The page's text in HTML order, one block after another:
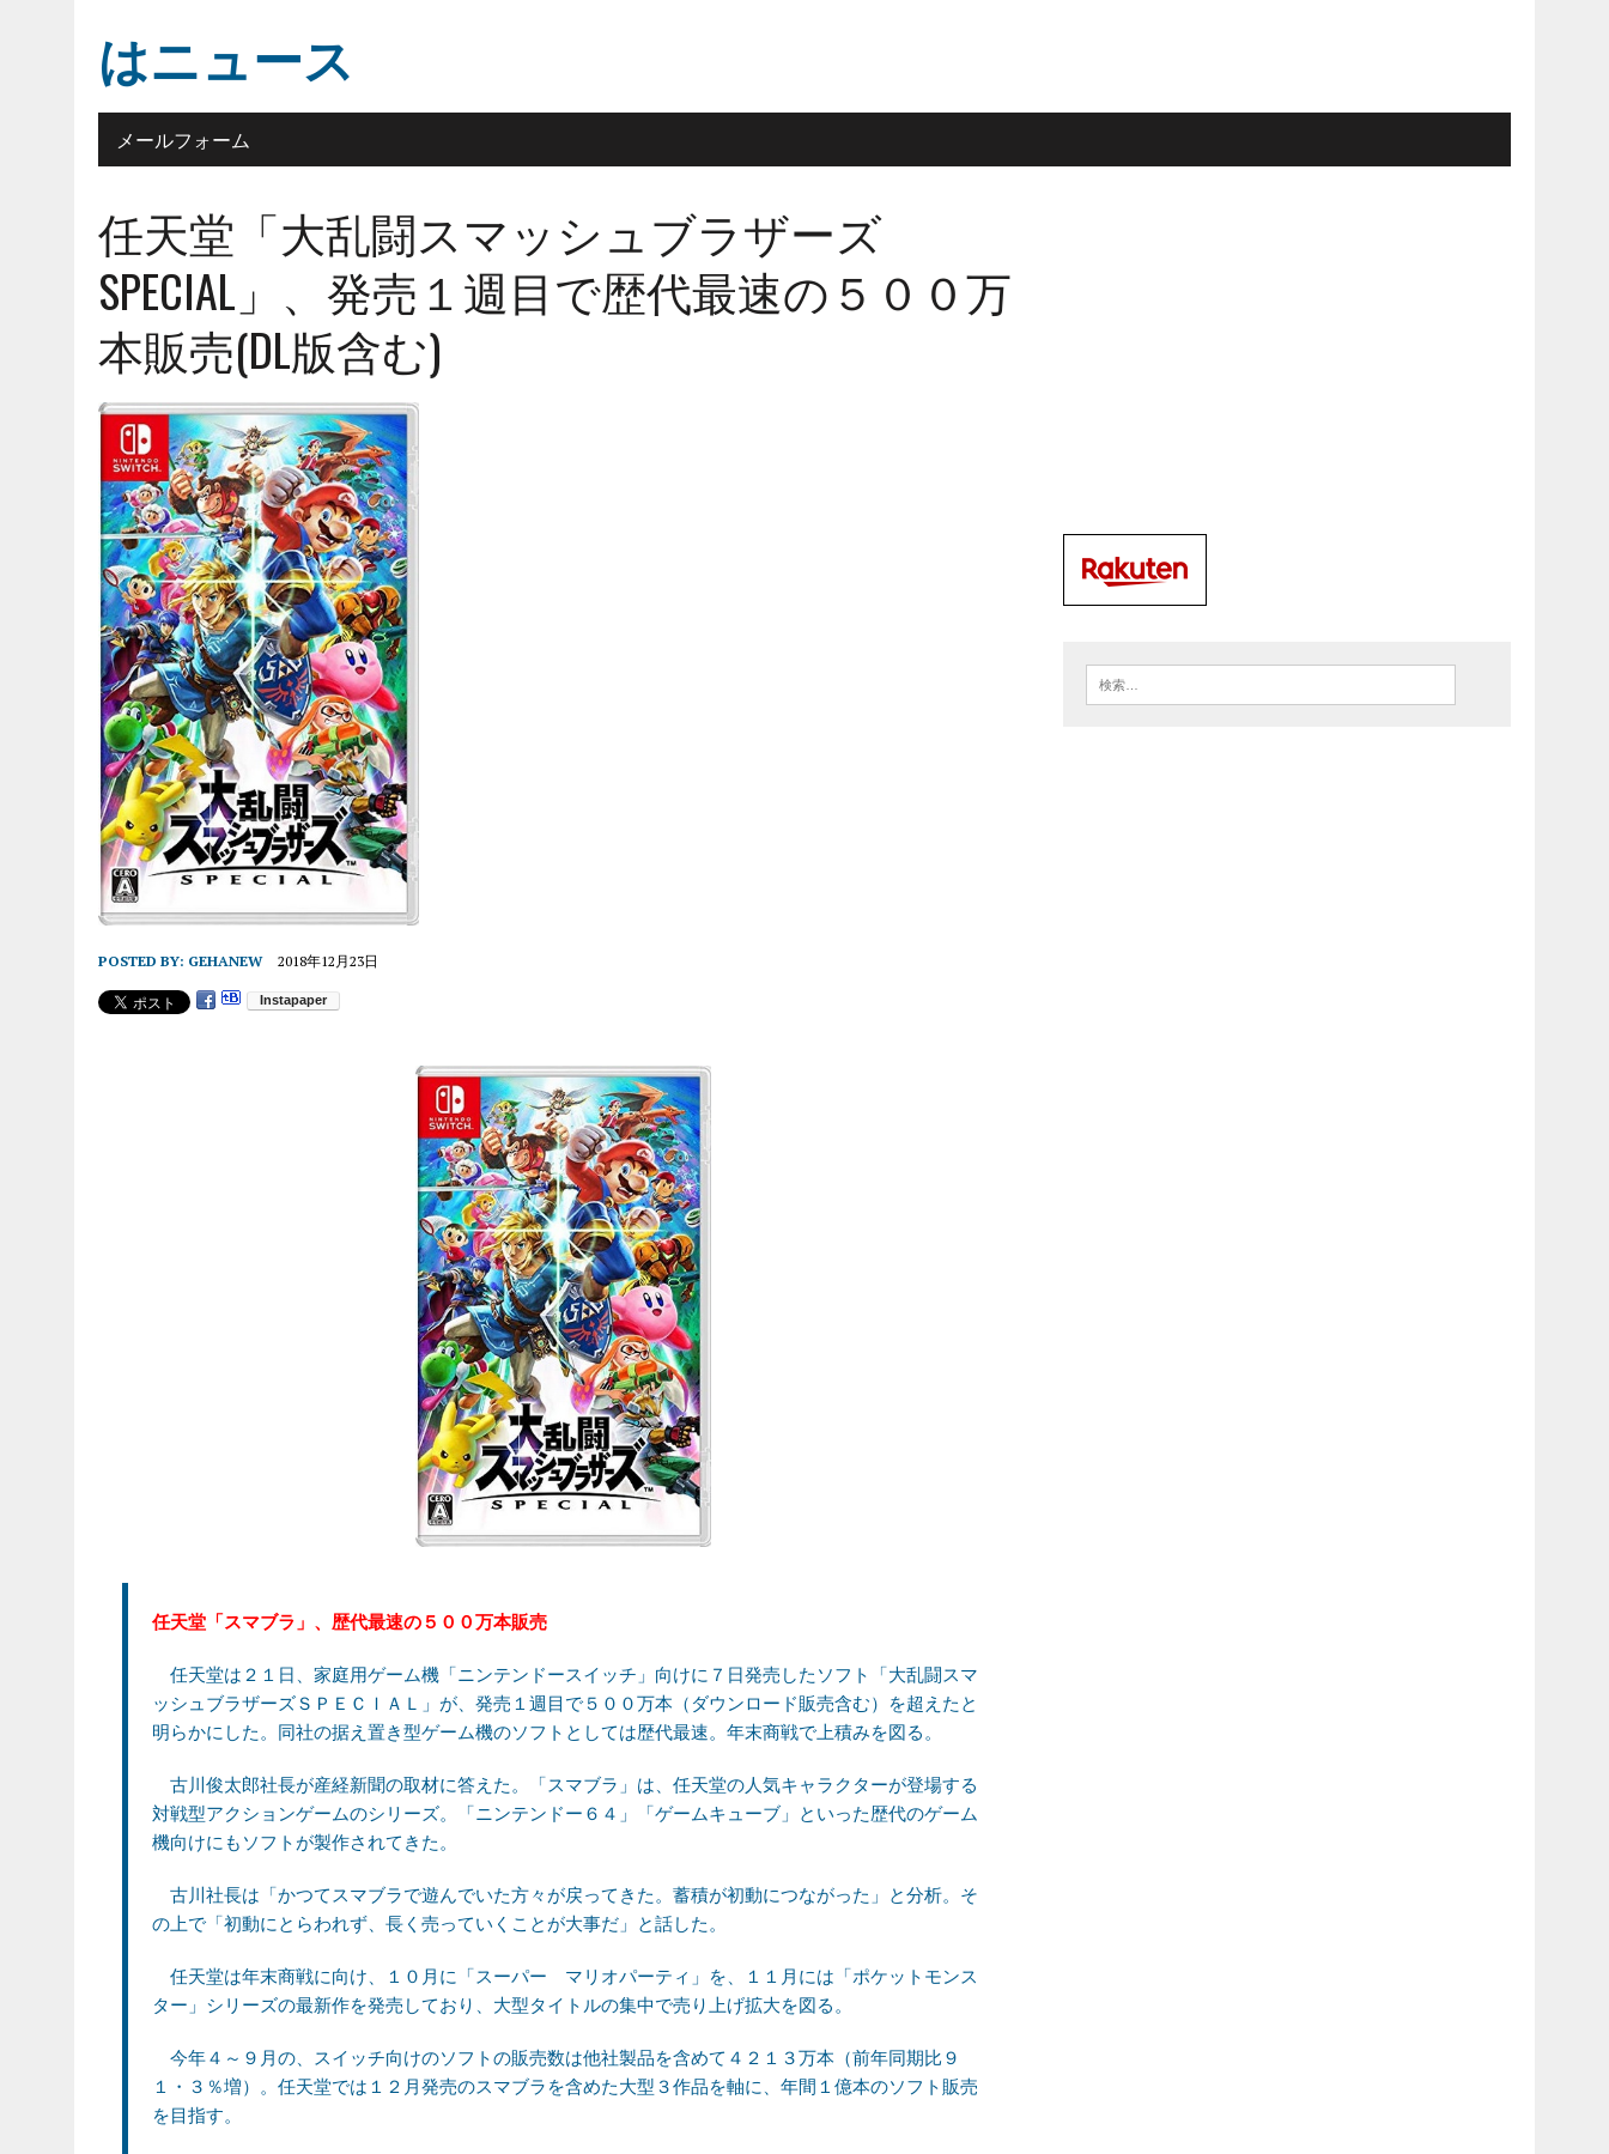
はニュース
メールフォーム
任天堂「大乱闘スマッシュブラザーズ
SPECIAL」、発売１週目で歴代最速の５００万
本販売(DL版含む)
POSTED BY: GEHANEW 2018年12月23日
任天堂「スマブラ」、歴代最速の５００万本販売
任天堂は２１日、家庭用ゲーム機「ニンテンドースイッチ」向けに７日発売したソフト「大乱闘スマ
ッシュブラザーズＳＰＥＣＩＡＬ」が、発売１週目で５００万本（ダウンロード販売含む）を超えたと
明らかにした。同社の据え置き型ゲーム機のソフトとしては歴代最速。年末商戦で上積みを図る。
古川俊太郎社長が産経新聞の取材に答えた。「スマブラ」は、任天堂の人気キャラクターが登場する
対戦型アクションゲームのシリーズ。「ニンテンドー６４」「ゲームキューブ」といった歴代のゲーム
機向けにもソフトが製作されてきた。
古川社長は「かつてスマブラで遊んでいた方々が戻ってきた。蓄積が初動につながった」と分析。そ
の上で「初動にとらわれず、長く売っていくことが大事だ」と話した。
任天堂は年末商戦に向け、１０月に「スーパー マリオパーティ」を、１１月には「ポケットモンス
ター」シリーズの最新作を発売しており、大型タイトルの集中で売り上げ拡大を図る。
今年４～９月の、スイッチ向けのソフトの販売数は他社製品を含めて４２１３万本（前年同期比９
１・３％増）。任天堂では１２月発売のスマブラを含めた大型３作品を軸に、年間１億本のソフト販売
を目指す。